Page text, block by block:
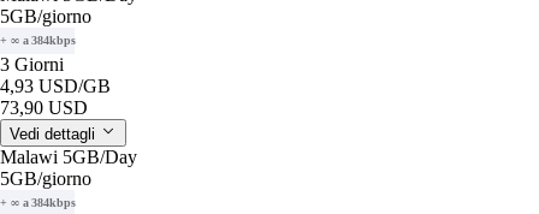
5GB/giorno
+ ∞ a 384kbps
3 Giorni
4,93 USD/GB
73,90 USD
Vedi dettagli
Malawi 5GB/Day
5GB/giorno
+ ∞ a 384kbps